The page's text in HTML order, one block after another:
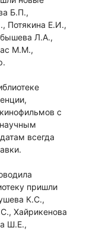
Б.П.,
Потякина Е.И.,
Л.А.,
М.М.,
с
всегда
пришли
К.С.,
Хайрикенова
Ш.Е.,